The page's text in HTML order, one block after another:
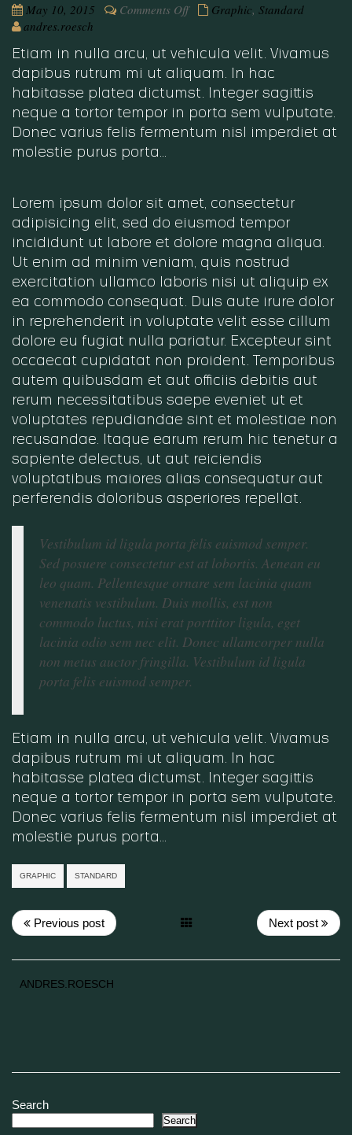
May 10, 2015 Comments Offon
Graphic, Standard
andres.roesch
Etiam in nulla arcu, ut vehicula velit. Vivamus
dapibus rutrum mi ut aliquam. In hac
habitasse platea dictumst. Integer sagittis
neque a tortor tempor in porta sem vulputate.
Donec varius felis fermentum nisl imperdiet at
molestie purus porta…
Lorem ipsum dolor sit amet, consectetur
adipisicing elit, sed do eiusmod tempor
incididunt ut labore et dolore magna aliqua.
Ut enim ad minim veniam, quis nostrud
exercitation ullamco laboris nisi ut aliquip ex
ea commodo consequat. Duis aute irure dolor
in reprehenderit in voluptate velit esse cillum
dolore eu fugiat nulla pariatur. Excepteur sint
occaecat cupidatat non proident. Temporibus
autem quibusdam et aut officiis debitis aut
rerum necessitatibus saepe eveniet ut et
voluptates repudiandae sint et molestiae non
recusandae. Itaque earum rerum hic tenetur a
sapiente delectus, ut aut reiciendis
voluptatibus maiores alias consequatur aut
perferendis doloribus asperiores repellat.
Vestibulum id ligula porta felis euismod semper.
Sed posuere consectetur est at lobortis. Aenean eu
leo quam. Pellentesque ornare sem lacinia quam
venenatis vestibulum. Duis mollis, est non
commodo luctus, nisi erat porttitor ligula, eget
lacinia odio sem nec elit. Donec ullamcorper nulla
non metus auctor fringilla. Vestibulum id ligula
porta felis euismod semper.
Etiam in nulla arcu, ut vehicula velit. Vivamus
dapibus rutrum mi ut aliquam. In hac
habitasse platea dictumst. Integer sagittis
neque a tortor tempor in porta sem vulputate.
Donec varius felis fermentum nisl imperdiet at
molestie purus porta…
GRAPHIC STANDARD
Previous post Next post
ANDRES.ROESCH
Search
Search